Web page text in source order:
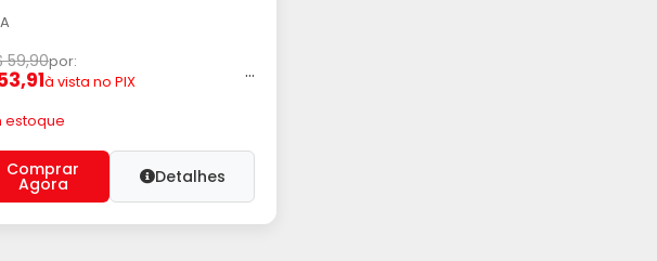
59,90por:
à vista no PIX ...
estoque
Comprar
Agora Detalhes